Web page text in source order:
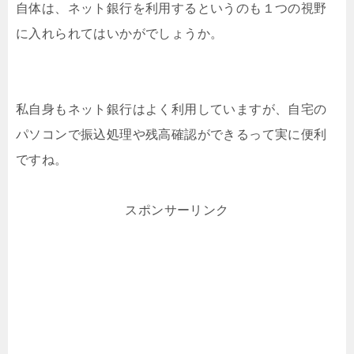
自体は、ネット銀行を利用するというのも１つの視野
に入れられてはいかがでしょうか。
私自身もネット銀行はよく利用していますが、自宅の
パソコンで振込処理や残高確認ができるって実に便利
ですね。
スポンサーリンク